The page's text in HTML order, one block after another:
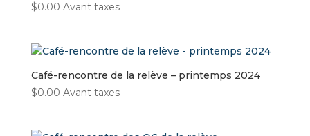
$0.00 Avant taxes
Café-rencontre de la relève – printemps 2024
$0.00 Avant taxes